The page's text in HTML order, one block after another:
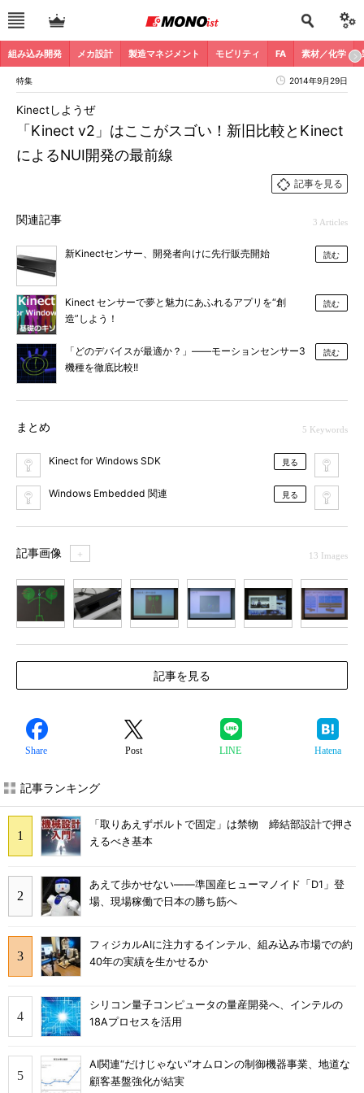
組み込み開発 メカ設計 製造マネジメント モビリティ FA 素材／化学
特集 2014年9月29日
「Kinect v2」はここがスゴい！新旧比較とKinect
によるNUI開発の最前線
Kinectしようぜ
記事を見る
関連記事 3 Articles
新Kinectセンサー、開発者向けに先行販売開始 読む
Kinect センサーで夢と魅力にあふれるアプリを“創
造”しよう！
読む
「どのデバイスが最適か？」――モーションセンサー3
機種を徹底比較!!
読む
まとめ 5 Keywords
Kinect for Windows SDK 見る
Windows Embedded 関連 見る
記事画像 ＋ 13 Images
記事を見る
Share Post LINE Hatena
記事ランキング
「取りあえずボルトで固定」は禁物 締結部設計で押さ
えるべき基本
あえて歩かせない――準国産ヒューマノイド「D1」登
場、現場稼働で日本の勝ち筋へ
フィジカルAIに注力するインテル、組み込み市場での約
40年の実績を生かせるか
シリコン量子コンピュータの量産開発へ、インテルの
18Aプロセスを活用
AI関連“だけじゃない”オムロンの制御機器事業、地道な
顧客基盤強化が結実